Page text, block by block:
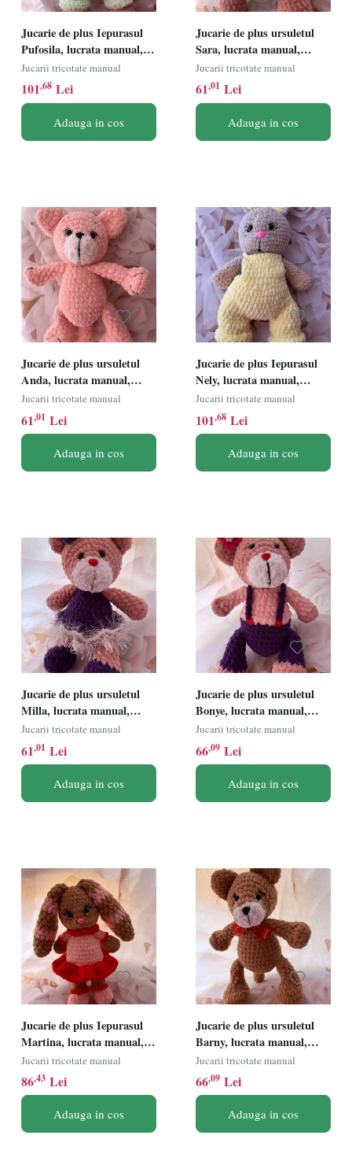
Jucarie de plus Iepurasul
Pufosila, lucrata manual,
handmade, textil, roz/verde,
48 cm
Jucarii tricotate manual
101,68 Lei
Adauga in cos
Jucarie de plus ursuletul
Sara, lucrata manual,
handmade, textil,
roz/albastru, 26 cm
Jucarii tricotate manual
61,01 Lei
Adauga in cos
Jucarie de plus ursuletul
Anda, lucrata manual,
handmade, textil, roz, 26
cm
Jucarii tricotate manual
61,01 Lei
Adauga in cos
Jucarie de plus Iepurasul
Nely, lucrata manual,
handmade, textil,
galben/bej, 42 cm
Jucarii tricotate manual
101,68 Lei
Adauga in cos
Jucarie de plus ursuletul
Milla, lucrata manual,
handmade, textil, roz/mov,
26 cm
Jucarii tricotate manual
61,01 Lei
Adauga in cos
Jucarie de plus ursuletul
Bonye, lucrata manual,
handmade, textil,
multicolor, 28 cm
Jucarii tricotate manual
66,09 Lei
Adauga in cos
Jucarie de plus Iepurasul
Martina, lucrata manual,
handmade, textil,
multicolor, 47 cm
Jucarii tricotate manual
86,43 Lei
Adauga in cos
Jucarie de plus ursuletul
Barny, lucrata manual,
handmade, textil, maro/bej,
28 cm
Jucarii tricotate manual
66,09 Lei
Adauga in cos